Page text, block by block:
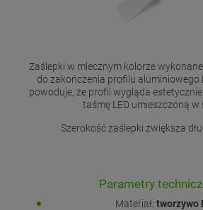
Zaślepki w mlecznym kolorze
do zakończenia profilu aluminiowego
powoduje, że profil wygląda
taśmę LED umieszczoną w
Szerokość zaślepki zwiększa
Parametry
Materiał: tworzywo